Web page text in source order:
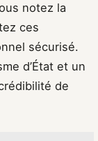
notez la
ces
sécurisé.
d’État et un
de